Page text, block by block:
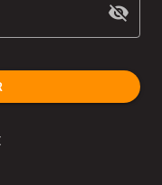
visibility_off